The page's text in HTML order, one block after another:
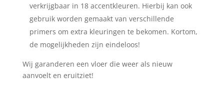
verkrijgbaar in 18 accentkleuren. Hierbij kan ook
gebruik worden gemaakt van verschillende
primers om extra kleuringen te bekomen. Kortom,
de mogelijkheden zijn eindeloos!
Wij garanderen een vloer die weer als nieuw
aanvoelt en eruitziet!